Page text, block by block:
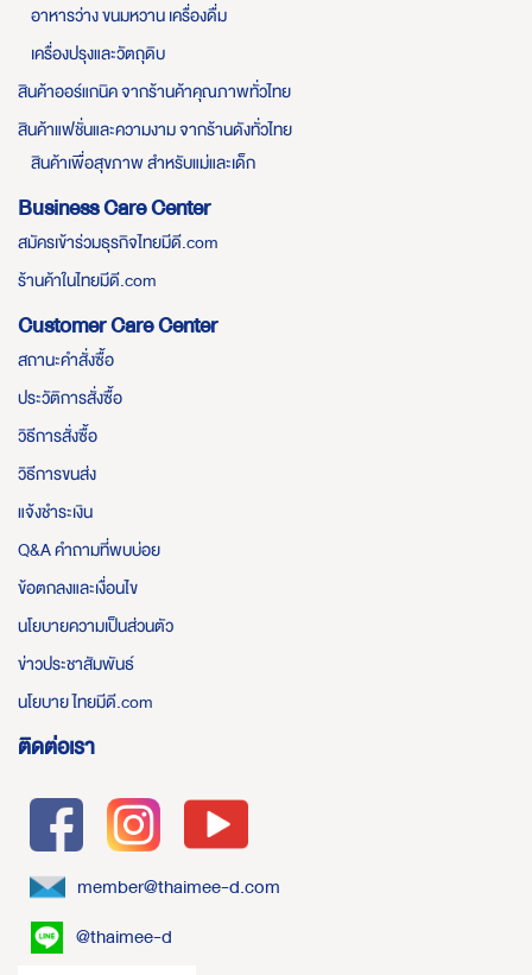
อาหารว่าง ขนมหวาน เครื่องดื่ม
เครื่องปรุงและวัตถุดิบ
สินค้าออร์แกนิค จากร้านค้าคุณภาพทั่วไทย
สินค้าแฟชั่นและความงาม จากร้านดังทั่วไทย
สินค้าเพื่อสุขภาพ สำหรับแม่และเด็ก
Business Care Center
สมัครเข้าร่วมธุรกิจไทยมีดี.com
ร้านค้าในไทยมีดี.com
Customer Care Center
สถานะคำสั่งซื้อ
ประวัติการสั่งซื้อ
วิธีการสั่งซื้อ
วิธีการขนส่ง
แจ้งชำระเงิน
Q&A คำถามที่พบบ่อย
ข้อตกลงและเงื่อนไข
นโยบายความเป็นส่วนตัว
ข่าวประชาสัมพันธ์
นโยบาย ไทยมีดี.com
ติดต่อเรา
member@thaimee-d.com
@thaimee-d